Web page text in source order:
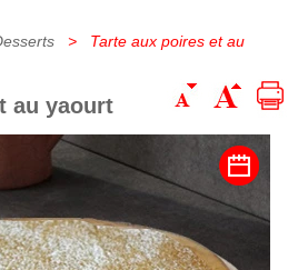
> Tarte aux poires et au
au yaourt